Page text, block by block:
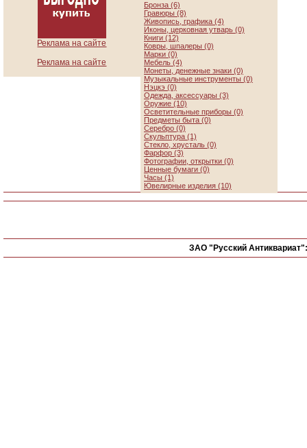
Реклама на сайте
Реклама на сайте
Бронза (6)
Гравюры (8)
Живопись, графика (4)
Иконы, церковная утварь (0)
Книги (12)
Ковры, шпалеры (0)
Марки (0)
Мебель (4)
Монеты, денежные знаки (0)
Музыкальные инструменты (0)
Нэцкэ (0)
Одежда, аксессуары (3)
Оружие (10)
Осветительные приборы (0)
Предметы быта (0)
Серебро (0)
Скульптура (1)
Стекло, хрусталь (0)
Фарфор (3)
Фотографии, открытки (0)
Ценные бумаги (0)
Часы (1)
Ювелирные изделия (10)
ЗАО "Русский Антиквариат":